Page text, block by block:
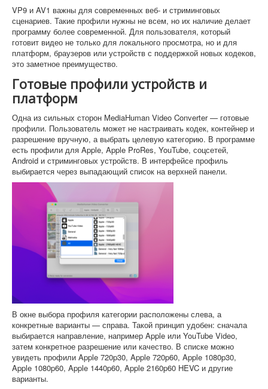
VP9 и AV1 важны для современных веб- и стриминговых
сценариев. Такие профили нужны не всем, но их наличие делает
программу более современной. Для пользователя, который
готовит видео не только для локального просмотра, но и для
платформ, браузеров или устройств с поддержкой новых кодеков,
это заметное преимущество.
Готовые профили устройств и
платформ
Одна из сильных сторон MediaHuman Video Converter — готовые
профили. Пользователь может не настраивать кодек, контейнер и
разрешение вручную, а выбрать целевую категорию. В программе
есть профили для Apple, Apple ProRes, YouTube, соцсетей,
Android и стриминговых устройств. В интерфейсе профиль
выбирается через выпадающий список на верхней панели.
В окне выбора профиля категории расположены слева, а
конкретные варианты — справа. Такой принцип удобен: сначала
выбирается направление, например Apple или YouTube Video,
затем конкретное разрешение или качество. В списке можно
увидеть профили Apple 720p30, Apple 720p60, Apple 1080p30,
Apple 1080p60, Apple 1440p60, Apple 2160p60 HEVC и другие
варианты.